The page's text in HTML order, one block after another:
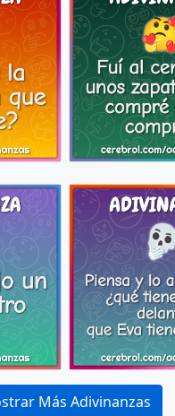
Más Adivinanzas